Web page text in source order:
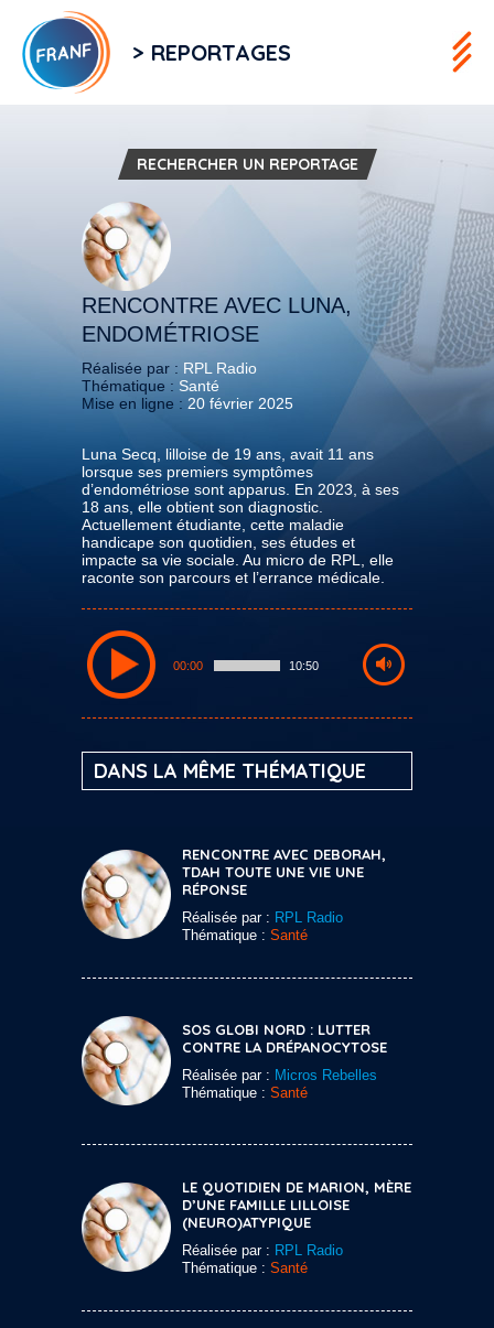
> REPORTAGES
RECHERCHER UN REPORTAGE
RENCONTRE AVEC LUNA,
ENDOMÉTRIOSE
Réalisée par : RPL Radio
Thématique : Santé
Mise en ligne : 20 février 2025
Luna Secq, lilloise de 19 ans, avait 11 ans
lorsque ses premiers symptômes
d’endométriose sont apparus. En 2023, à ses
18 ans, elle obtient son diagnostic.
Actuellement étudiante, cette maladie
handicape son quotidien, ses études et
impacte sa vie sociale. Au micro de RPL, elle
raconte son parcours et l’errance médicale.
00:00 10:50
DANS LA MÊME THÉMATIQUE
RENCONTRE AVEC DEBORAH,
TDAH TOUTE UNE VIE UNE
RÉPONSE
Réalisée par : RPL Radio
Thématique : Santé
SOS GLOBI NORD : LUTTER
CONTRE LA DRÉPANOCYTOSE
Réalisée par : Micros Rebelles
Thématique : Santé
LE QUOTIDIEN DE MARION, MÈRE
D’UNE FAMILLE LILLOISE
(NEURO)ATYPIQUE
Réalisée par : RPL Radio
Thématique : Santé